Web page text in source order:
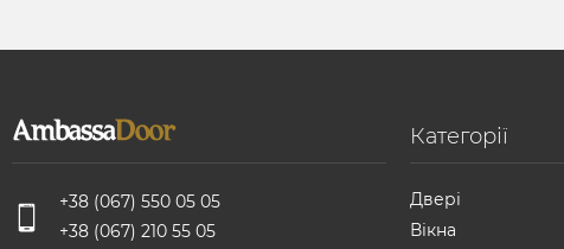
+38 (067) 550 05 05
+38 (067) 210 55 05
Категорії
Двері
Вікна